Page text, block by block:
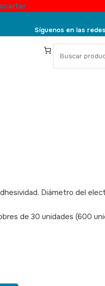
Síguenos en las redes
S
Diámetro del
de 30 unidades (600